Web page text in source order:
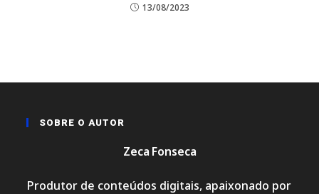
13/08/2023
SOBRE O AUTOR
Zeca Fonseca
Produtor de conteúdos digitais, apaixonado por